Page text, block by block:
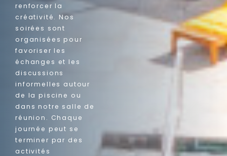
renforcer la
créativité. Nos
soirées sont
organisées pour
favoriser les
échanges et les
discussions
informelles autour
de la piscine ou
dans notre salle de
réunion. Chaque
journée peut se
terminer par des
activités